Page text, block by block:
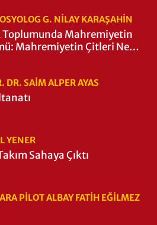
G. NILAY KARAŞAHİN
Toplumunda Mahremiyetin
Mahremiyetin Çitleri Ne
DR. SAIM ALPER AYAS
YENER
Sahaya Çıktı
PILOT ALBAY FATIH EĞİLMEZ